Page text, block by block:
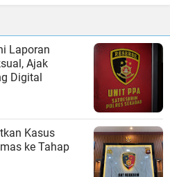
Laporan
Ajak
Digital
Kasus
ke Tahap